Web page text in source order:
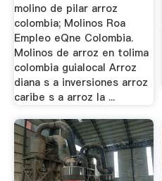
molino de pilar arroz
colombia; Molinos Roa
Empleo eQne Colombia.
Molinos de arroz en tolima
colombia guialocal Arroz
diana s a inversiones arroz
caribe s a arroz la ...